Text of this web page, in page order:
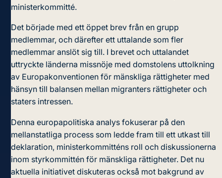
ministerkommitté.
Det började med ett öppet brev från en grupp
medlemmar, och därefter ett uttalande som fler
medlemmar anslöt sig till. I brevet och uttalandet
uttryckte länderna missnöje med domstolens uttolkning
av Europakonventionen för mänskliga rättigheter med
hänsyn till balansen mellan migranters rättigheter och
staters intressen.
Denna europapolitiska analys fokuserar på den
mellanstatliga process som ledde fram till ett utkast till
deklaration, ministerkommitténs roll och diskussionerna
inom styrkommittén för mänskliga rättigheter. Det nu
aktuella initiativet diskuteras också mot bakgrund av